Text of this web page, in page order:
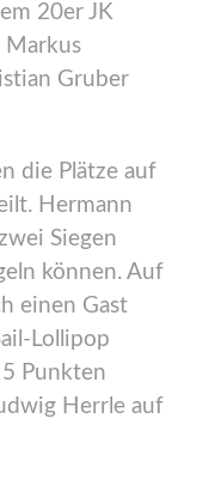
20er JK
Markus
Gruber
die Plätze auf
Hermann
Siegen
können. Auf
einen Gast
Lollipop
5 Punkten
Herrle auf